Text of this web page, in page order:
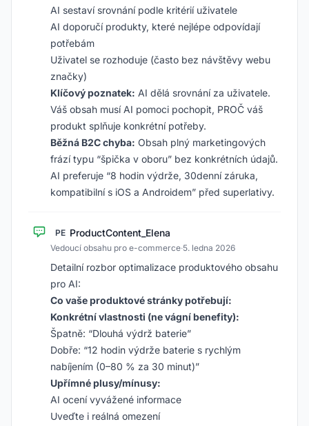
AI sestaví srovnání podle kritérií uživatele
AI doporučí produkty, které nejlépe odpovídají
potřebám
Uživatel se rozhoduje (často bez návštěvy webu
značky)
Klíčový poznatek: AI dělá srovnání za uživatele.
Váš obsah musí AI pomoci pochopit, PROČ váš
produkt splňuje konkrétní potřeby.
Běžná B2C chyba: Obsah plný marketingových
frází typu “špička v oboru” bez konkrétních údajů.
AI preferuje “8 hodin výdrže, 30denní záruka,
kompatibilní s iOS a Androidem” před superlativy.
PE ProductContent_Elena
Vedoucí obsahu pro e-commerce·5. ledna 2026
Detailní rozbor optimalizace produktového obsahu
pro AI:
Co vaše produktové stránky potřebují:
Konkrétní vlastnosti (ne vágní benefity):
Špatně: “Dlouhá výdrž baterie”
Dobře: “12 hodin výdrže baterie s rychlým
nabíjením (0–80 % za 30 minut)”
Upřímné plusy/mínusy:
AI ocení vyvážené informace
Uveďte i reálná omezení